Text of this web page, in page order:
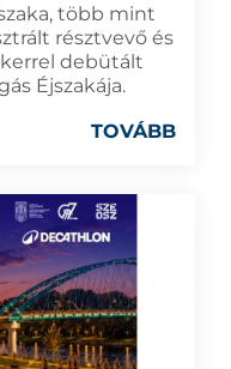
több mint
résztvevő és
debütált
Éjszakája.
TOVÁBB